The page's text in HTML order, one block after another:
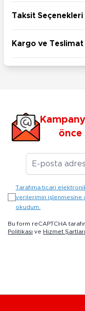
Taksit Seçenekleri
Kargo ve Teslimat
önce
Tarafıma ticari
verilerimin işlenmesine
okudum.
Bu form reCAPTCHA
Politikası ve Hizmet Şartları